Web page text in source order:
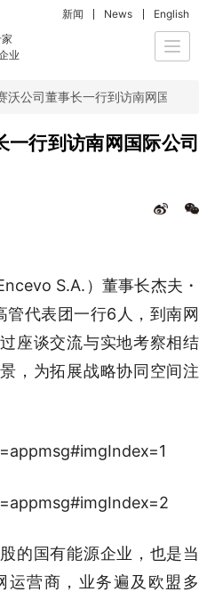
业
新闻 News English
沃公司董事长一行到访南网国际
一行到访南网国际公司
S.A.）董事长杰夫・
代表团一行6人，到南网
座谈交流与实地考察相结
，为拓展战略协同空间注
的国有能源企业，也是当
运营商，业务遍及欧盟多